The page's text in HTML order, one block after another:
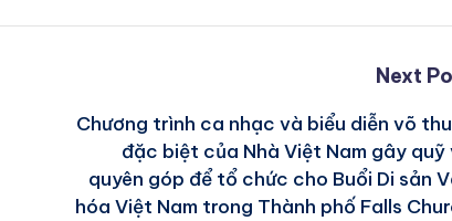
Next
Chương trình ca nhạc và biểu diễn võ
đặc biệt của Nhà Việt Nam gây quỹ
quyên góp để tổ chức cho Buổi Di sản
hóa Việt Nam trong Thành phố Falls